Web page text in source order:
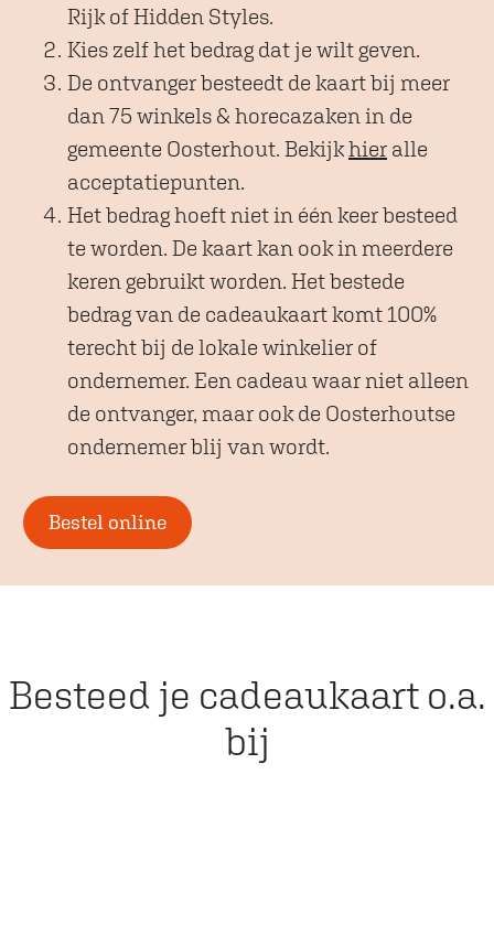
Rijk of Hidden Styles.
Kies zelf het bedrag dat je wilt geven.
De ontvanger besteedt de kaart bij meer
dan 75 winkels & horecazaken in de
gemeente Oosterhout. Bekijkhier alle
acceptatiepunten.
Het bedrag hoeft niet in één keer besteed
te worden. De kaart kan ook in meerdere
keren gebruikt worden. Het bestede
bedrag van de cadeaukaart komt 100%
terecht bij de lokale winkelier of
ondernemer. Een cadeau waar niet alleen
de ontvanger, maar ook de Oosterhoutse
ondernemer blij van wordt.
Bestel online
Besteed je cadeaukaart o.a.
bij